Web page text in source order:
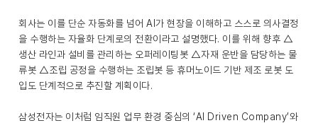
회사는 이를 단순 자동화를 넘어 AI가 현장을 이해하고 스스로 의사결정
을 수행하는 자율화 단계로의 전환이라고 설명했다. 이를 위해 향후 △
생산 라인과 설비를 관리하는 오퍼레이팅봇 △자재 운반을 담당하는 물
류봇 △조립 공정을 수행하는 조립봇 등 휴머노이드 기반 제조 로봇 도
입도 단계적으로 추진할 계획이다.
삼성전자는 이처럼 임직원 업무 환경 중심의 ‘AI Driven Company’와